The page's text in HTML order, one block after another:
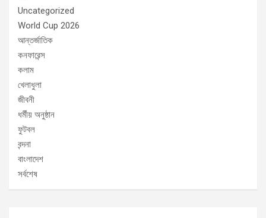
Uncategorized
World Cup 2026
আন্তর্জাতিক
কনফারেন্স
কলাম
খেলাধুলা
জীবনী
ধর্মীয় অনুষ্ঠান
ফুটবল
বন্দনা
বাংলাদেশ
সর্বশেষ